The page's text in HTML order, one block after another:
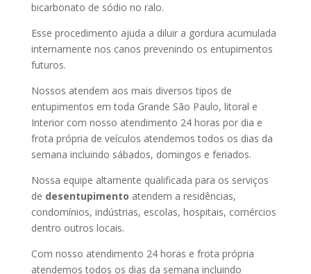
bicarbonato de sódio no ralo.
Esse procedimento ajuda a diluir a gordura acumulada
internamente nos canos prevenindo os entupimentos
futuros.
Nossos atendem aos mais diversos tipos de
entupimentos em toda Grande São Paulo, litoral e
Interior com nosso atendimento 24 horas por dia e
frota própria de veículos atendemos todos os dias da
semana incluindo sábados, domingos e feriados.
Nossa equipe altamente qualificada para os serviços
de desentupimento atendem a residências,
condomínios, indústrias, escolas, hospitais, comércios
dentro outros locais.
Com nosso atendimento 24 horas e frota própria
atendemos todos os dias da semana incluindo